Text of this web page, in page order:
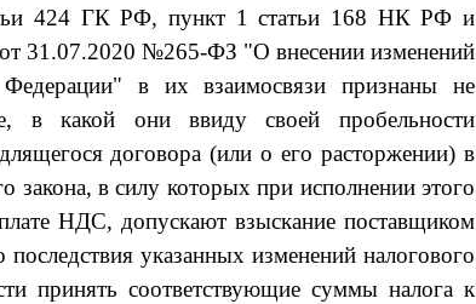
424 ГК РФ, пункт 1 статьи 168 НК РФ и
от 31.07.2020 №265-ФЗ "О внесении изменений
в их взаимосвязи признаны не
в какой они ввиду своей пробельности
договора (или о его расторжении) в
закона, в силу которых при исполнении этого
НДС, допускают взыскание поставщиком
указанных изменений налогового
принять соответствующие суммы налога к